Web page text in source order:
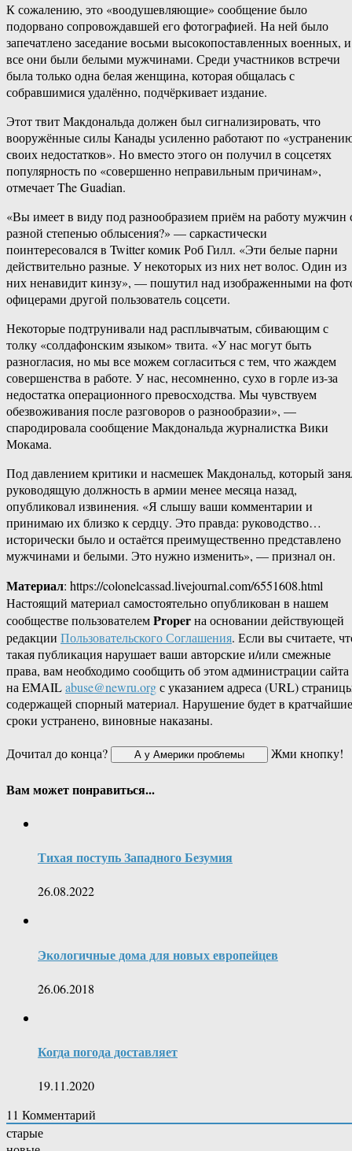
К сожалению, это «воодушевляющие» сообщение было
подорвано сопровождавшей его фотографией. На ней было
запечатлено заседание восьми высокопоставленных военных, и
все они были белыми мужчинами. Среди участников встречи
была только одна белая женщина, которая общалась с
собравшимися удалённо, подчёркивает издание.
Этот твит Макдональда должен был сигнализировать, что
вооружённые силы Канады усиленно работают по
своих недостатков». Но вместо этого он получил в соцсетях
популярность по «совершенно неправильным причинам»,
отмечает The Guadian.
«Вы имеет в виду под разнообразием приём на работу мужчин
разной степенью облысения?» — саркастически
поинтересовался в Twitter комик Роб Гилл. «Эти белые парни
действительно разные. У некоторых из них нет волос. Один из
них ненавидит кинзу», — пошутил над изображенными на
офицерами другой пользователь соцсети.
Некоторые подтрунивали над расплывчатым, сбивающим с
толку «солдафонским языком» твита. «У нас могут быть
разногласия, но мы все можем согласиться с тем, что жаждем
совершенства в работе. У нас, несомненно, сухо в горле из-за
недостатка операционного превосходства. Мы чувствуем
обезвоживания после разговоров о разнообразии», —
спародировала сообщение Макдональда журналистка Вики
Мокама.
Под давлением критики и насмешек Макдональд, который
руководящую должность в армии менее месяца назад,
опубликовал извинения. «Я слышу ваши комментарии и
принимаю их близко к сердцу. Это правда: руководство…
исторически было и остаётся преимущественно представлено
мужчинами и белыми. Это нужно изменить», — признал он.
Материал: https://colonelcassad.livejournal.com/6551608.html
Настоящий материал самостоятельно опубликован в нашем
сообществе пользователемProperна основании действующей
редакции Пользовательского Соглашения. Если вы считаете,
такая публикация нарушает ваши авторские и/или смежные
права, вам необходимо сообщить об этом администрации сайта
на EMAILabuse@newru.orgс указанием адреса (URL)
содержащей спорный материал. Нарушение будет в кратчайшие
сроки устранено, виновные наказаны.
Дочитал до конца?
Жми кнопку!
Вам может понравиться...
Тихая поступь Западного Безумия
26.08.2022
Экологичные дома для новых европейцев
26.06.2018
Когда погода доставляет
19.11.2020
11 Комментарий
старые